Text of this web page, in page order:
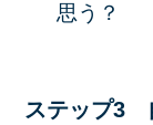
思う？
ステップ3